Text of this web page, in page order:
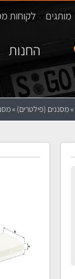
מותגים לקוחות
החנות
»מסננים (פילטרים)»